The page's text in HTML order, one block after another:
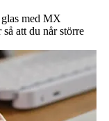
med MX
att du når större